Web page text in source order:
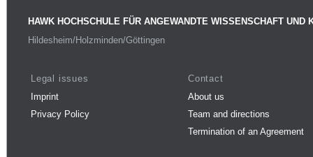
HAWK HOCHSCHULE FÜR ANGEWANDTE WISSENSCHAFT UND
Hildesheim/Holzminden/Göttingen
Legal issues
Imprint
Privacy Policy
Contact
About us
Team and directions
Termination of an Agreement